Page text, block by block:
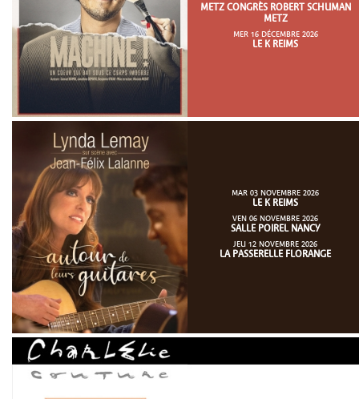
METZ CONGRÈS ROBERT SCHUMAN
METZ
MER 16 DÉCEMBRE 2026
LE K REIMS
MAR 03 NOVEMBRE 2026
LE K REIMS
VEN 06 NOVEMBRE 2026
SALLE POIREL NANCY
JEU 12 NOVEMBRE 2026
LA PASSERELLE FLORANGE